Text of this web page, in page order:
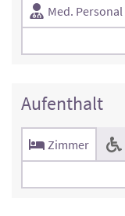
Med. Personal
Aufenthalt
Zimmer